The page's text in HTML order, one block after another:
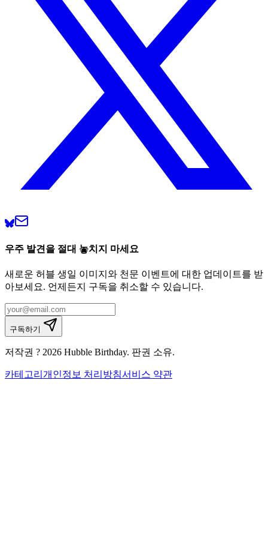
우주 발견을 절대 놓치지 마세요
새로운 허블 생일 이미지와 천문 이벤트에 대한 업데이트를 받
아보세요. 언제든지 구독을 취소할 수 있습니다.
구독하기
저작권 ? 2026 Hubble Birthday. 판권 소유.
카테고리 개인정보 처리방침서비스 약관